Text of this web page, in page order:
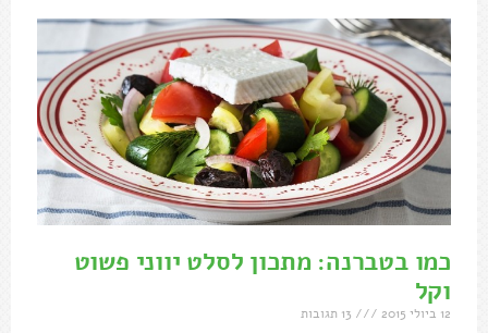
כמו בטברנה: מתכון לסלט יווני פשוט
וקל
12 ביולי 2015